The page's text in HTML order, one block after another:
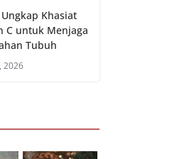
Khasiat
C untuk Menjaga
Tubuh
2026